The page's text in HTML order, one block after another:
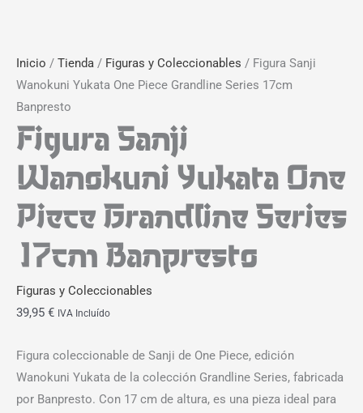
Inicio / Tienda / Figuras y Coleccionables / Figura Sanji
Wanokuni Yukata One Piece Grandline Series 17cm
Banpresto
Figura Sanji
Wanokuni Yukata One
Piece Grandline Series
17cm Banpresto
Figuras y Coleccionables
39,95 € IVA Incluído
Figura coleccionable de Sanji de One Piece, edición
Wanokuni Yukata de la colección Grandline Series, fabricada
por Banpresto. Con 17 cm de altura, es una pieza ideal para